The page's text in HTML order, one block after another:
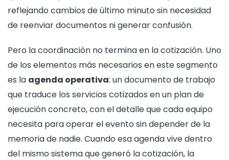
reflejando cambios de último minuto sin necesidad
de reenviar documentos ni generar confusión.
Pero la coordinación no termina en la cotización. Uno
de los elementos más necesarios en este segmento
es la agenda operativa: un documento de trabajo
que traduce los servicios cotizados en un plan de
ejecución concreto, con el detalle que cada equipo
necesita para operar el evento sin depender de la
memoria de nadie. Cuando esa agenda vive dentro
del mismo sistema que generó la cotización, la